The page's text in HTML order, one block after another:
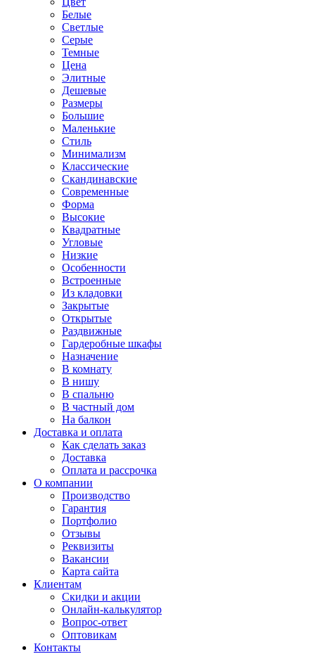
Белые
Светлые
Серые
Темные
Цена
Элитные
Дешевые
Размеры
Большие
Маленькие
Стиль
Минимализм
Классические
Скандинавские
Современные
Форма
Высокие
Квадратные
Угловые
Низкие
Особенности
Встроенные
Из кладовки
Закрытые
Открытые
Раздвижные
Гардеробные шкафы
Назначение
В комнату
В нишу
В спальню
В частный дом
На балкон
Доставка и оплата
Как сделать заказ
Доставка
Оплата и рассрочка
О компании
Производство
Гарантия
Портфолио
Отзывы
Реквизиты
Вакансии
Карта сайта
Клиентам
Скидки и акции
Онлайн-калькулятор
Вопрос-ответ
Оптовикам
Контакты